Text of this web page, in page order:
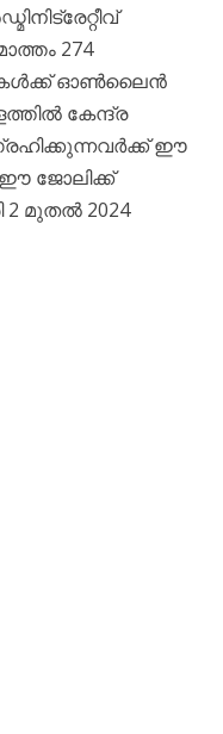
274
ഓണ്‍ലൈന്‍
കേന്ദ്ര
ഈ
ജോലിക്ക്
മുതല്‍ 2024